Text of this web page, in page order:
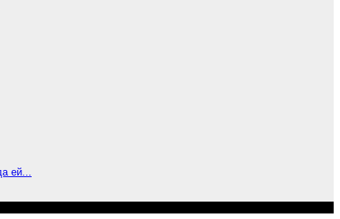
ей...